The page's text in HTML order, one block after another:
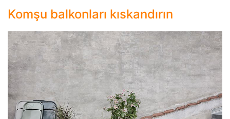
Komşu balkonları kıskandırın